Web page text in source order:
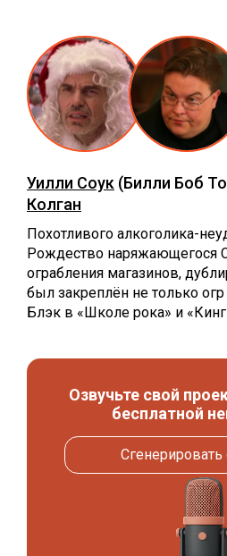
Уилли Соук (Билли Боб
Колган
Похотливого алкоголика-
Рождество наряжающегося
ограбления магазинов,
был закреплён не только
Блэк в «Школе рока» и
Озвучьте свой
бесплатной
Сгенерировать